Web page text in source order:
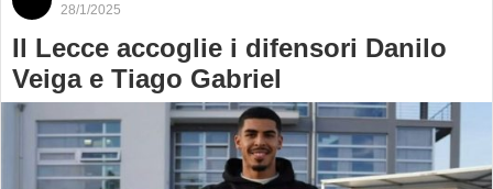
28/1/2025
Il Lecce accoglie i difensori Danilo
Veiga e Tiago Gabriel